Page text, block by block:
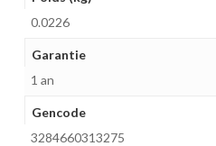
0.0226
Garantie
1 an
Gencode
3284660313275